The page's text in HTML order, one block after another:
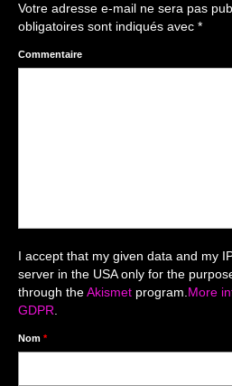
Séance Noël
Enfants
Reportages / Nature
Galeries Privées
séance du 25.04.26
Votre adresse e-mail ne sera pas
obligatoires sont indiqués avec *
Commentaire
I accept that my given data and my
server in the USA only for the
through theAkismet program.More
GDPR.
Nom *